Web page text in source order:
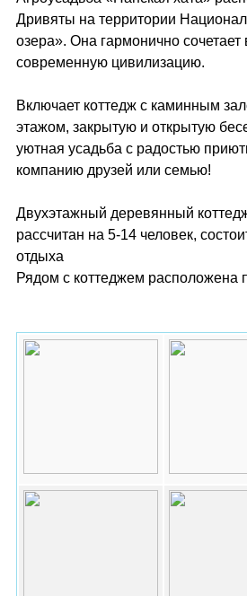
Дривяты на территории
озера». Она гармонично
современную цивилизацию.
Включает коттедж с каминным
этажом, закрытую и открытую
уютная усадьба с радостью
компанию друзей или семью!
Двухэтажный деревянный
рассчитан на 5-14 человек,
отдыха
Рядом с коттеджем расположена